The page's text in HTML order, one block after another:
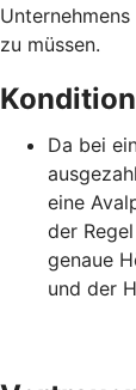
zu müssen.
Da bei
eine
der
genaue
und der